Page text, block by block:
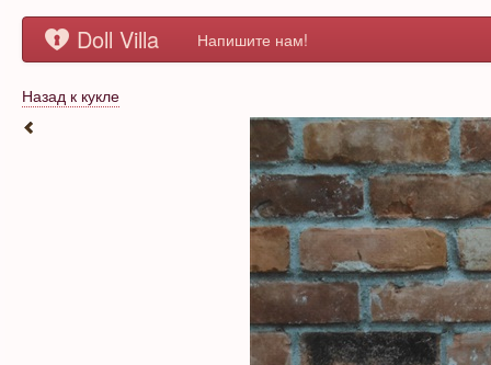
Doll Villa Напишите нам!
Назад к кукле